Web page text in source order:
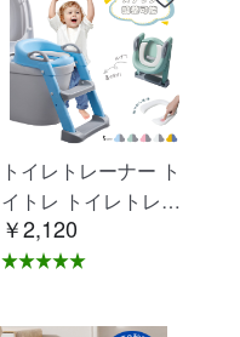
トイレトレーナー ト
イトレ トイレトレー
ニング トイレ 練習
折りたたみ おまる 補
供用 便座 トイレ補助
￥2,120